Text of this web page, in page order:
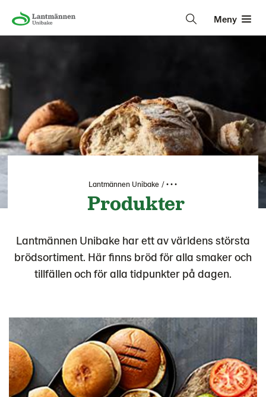
Meny
Lantmännen Unibake • • •
Produkter
Lantmännen Unibake har ett av världens största
brödsortiment. Här finns bröd för alla smaker och
tillfällen och för alla tidpunkter på dagen.